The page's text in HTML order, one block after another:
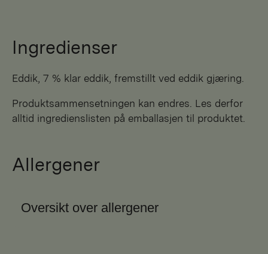
Ingredienser
eddik, 7 % klar eddik, fremstillt ved eddik gjæring.
Produktsammensetningen kan endres. Les derfor
alltid ingredienslisten på emballasjen til produktet.
Allergener
Oversikt over allergener